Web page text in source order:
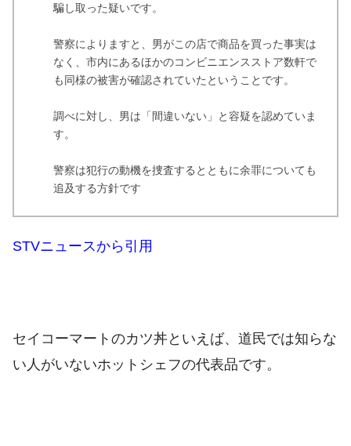
騙し取った疑いです。
警察によりますと、男がこの店で商品を買った事実は
なく、市内にあるほかのコンビニエンスストア数軒で
も同様の被害が確認されていたということです。
調べに対し、男は「間違いない」と容疑を認めていま
す。
警察は犯行の動機を捜査するとともに余罪についても
追及する方針です
STVニュースから引用
セイコーマートのカツ丼といえば、道民では知らな
い人がいないホットシェフの代表品です。